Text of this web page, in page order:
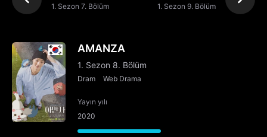
1. Sezon 7. Bölüm 1. Sezon 9. Bölüm
AMANZA
1. Sezon 8. Bölüm
Dram Web Drama
Yayın yılı
2020